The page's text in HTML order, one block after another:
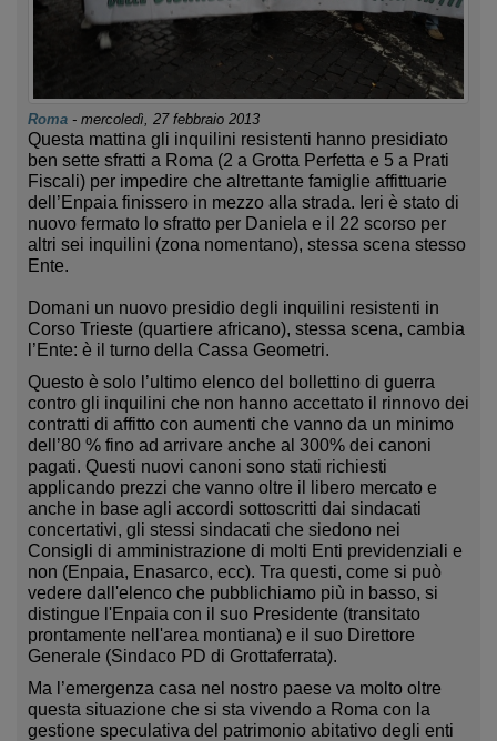
Roma - mercoledì, 27 febbraio 2013
Questa mattina gli inquilini resistenti hanno presidiato
ben sette sfratti a Roma (2 a Grotta Perfetta e 5 a Prati
Fiscali) per impedire che altrettante famiglie affittuarie
dell’Enpaia finissero in mezzo alla strada. Ieri è stato di
nuovo fermato lo sfratto per Daniela e il 22 scorso per
altri sei inquilini (zona nomentano), stessa scena stesso
Ente.
Domani un nuovo presidio degli inquilini resistenti in
Corso Trieste (quartiere africano), stessa scena, cambia
l’Ente: è il turno della Cassa Geometri.
Questo è solo l’ultimo elenco del bollettino di guerra
contro gli inquilini che non hanno accettato il rinnovo dei
contratti di affitto con aumenti che vanno da un minimo
dell’80 % fino ad arrivare anche al 300% dei canoni
pagati. Questi nuovi canoni sono stati richiesti
applicando prezzi che vanno oltre il libero mercato e
anche in base agli accordi sottoscritti dai sindacati
concertativi, gli stessi sindacati che siedono nei
Consigli di amministrazione di molti Enti previdenziali e
non (Enpaia, Enasarco, ecc). Tra questi, come si può
vedere dall'elenco che pubblichiamo più in basso, si
distingue l'Enpaia con il suo Presidente (transitato
prontamente nell'area montiana) e il suo Direttore
Generale (Sindaco PD di Grottaferrata).
Ma l’emergenza casa nel nostro paese va molto oltre
questa situazione che si sta vivendo a Roma con la
gestione speculativa del patrimonio abitativo degli enti